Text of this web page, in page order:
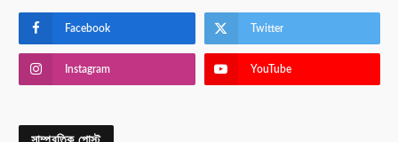
Facebook Twitter
Instagram YouTube